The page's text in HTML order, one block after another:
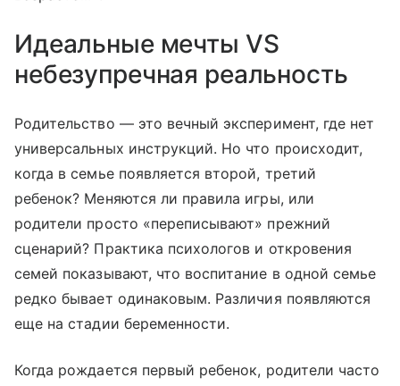
Идеальные мечты VS
небезупречная реальность
Родительство — это вечный эксперимент, где нет
универсальных инструкций. Но что происходит,
когда в семье появляется второй, третий
ребенок? Меняются ли правила игры, или
родители просто «переписывают» прежний
сценарий? Практика психологов и откровения
семей показывают, что воспитание в одной семье
редко бывает одинаковым. Различия появляются
еще на стадии беременности.
Когда рождается первый ребенок, родители часто